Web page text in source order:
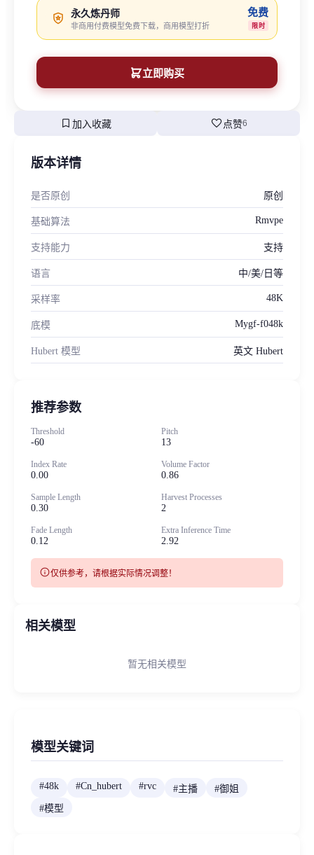
永久炼丹师
非商用付费模型免费下载，商用模型打折
免费
限时
立即购买
bookmark 加入收藏 favorite 点赞6
版本详情
是否原创 原创
基础算法 Rmvpe
支持能力 支持
语言 中/美/日等
采样率 48K
底模 Mygf-f048k
Hubert 模型 英文 Hubert
推荐参数
Threshold
-60
Pitch
13
Index Rate
0.00
Volume Factor
0.86
Sample Length
0.30
Harvest Processes
2
Fade Length
0.12
Extra Inference Time
2.92
info仅供参考，请根据实际情况调整！
相关模型
暂无相关模型
模型关键词
#48k #Cn_hubert #rvc #主播 #御姐
#模型